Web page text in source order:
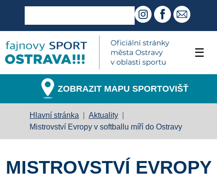
☰
ZOBRAZIT MAPU SPORTOVIŠŤ
Hlavní stránka Aktuality
Mistrovství Evropy v softballu míří do Ostravy
MISTROVSTVÍ EVROPY